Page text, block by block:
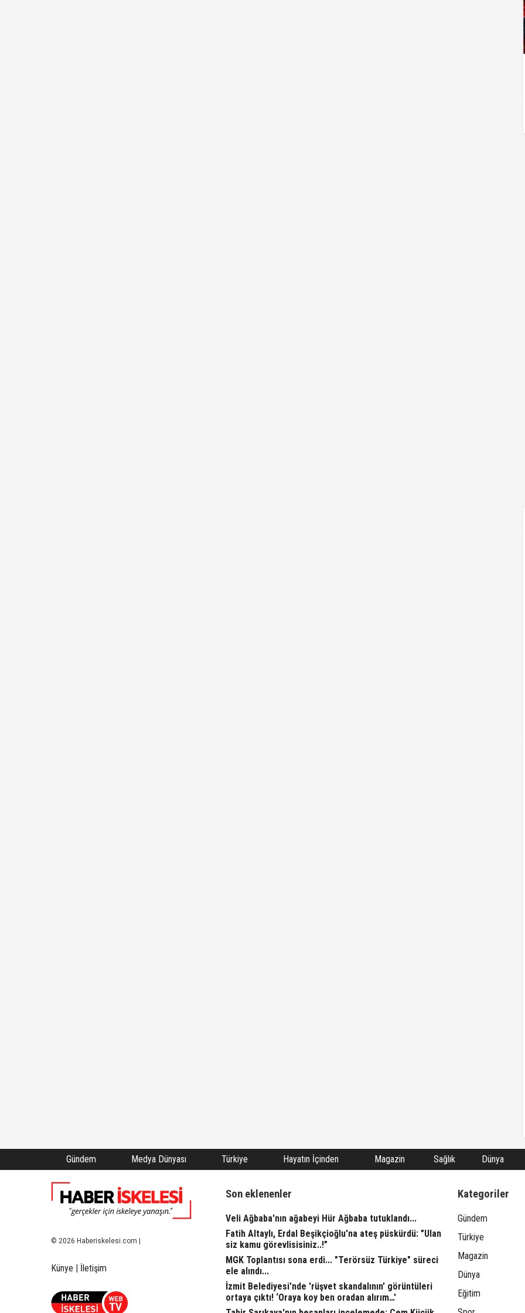
Gündem Medya Dünyası Türkiye Hayatın İçinden Magazin Sağlık Dünya
© 2026 Haberiskelesi.com |
Künye | İletişim
Son eklenenler
Veli Ağbaba'nın ağabeyi Hür Ağbaba tutuklandı...
Fatih Altaylı, Erdal Beşikçioğlu'na ateş püskürdü: "Ulan
siz kamu görevlisisiniz..!"
MGK Toplantısı sona erdi... "Terörsüz Türkiye" süreci
ele alındı...
İzmit Belediyesi'nde 'rüşvet skandalının' görüntüleri
ortaya çıktı! ‘Oraya koy ben oradan alırım…'
Kategoriler
Gündem
Türkiye
Magazin
Dünya
Eğitim